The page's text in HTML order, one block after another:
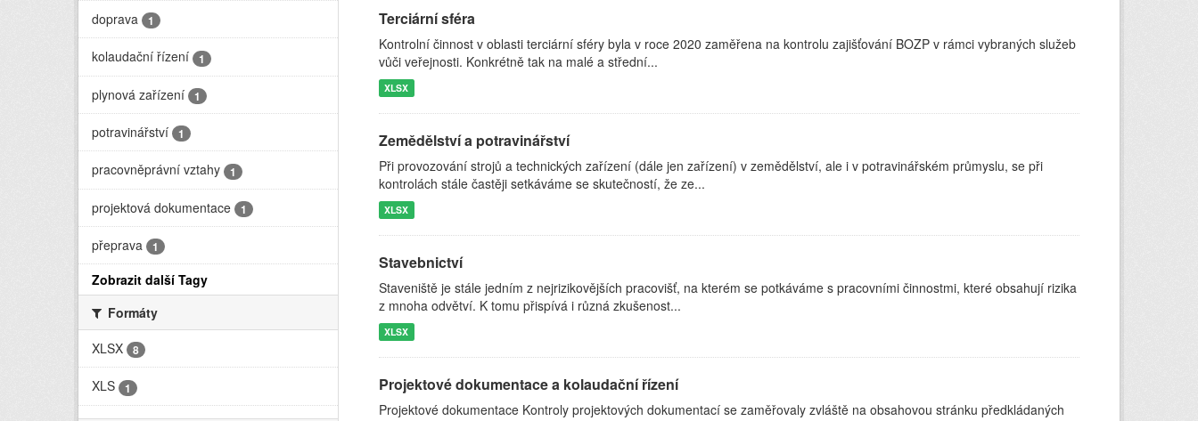
doprava 1
kolaudační řízení 1
plynová zařízení 1
potravinářství 1
pracovněprávní vztahy 1
projektová dokumentace 1
přeprava 1
Zobrazit další Tagy
Formáty
XLSX
8
XLS 1
Terciární sféra
Kontrolní činnost v oblasti terciární sféry byla v roce 2020 zaměřena na kontrolu zajišťování BOZP v rámci vybraných služeb
vůči veřejnosti. Konkrétně tak na malé a střední...
XLSX
Zemědělství a potravinářství
Při provozování strojů a technických zařízení (dále jen zařízení) v zemědělství, ale i v potravinářském průmyslu, se při
kontrolách stále častěji setkáváme se skutečností, že ze...
XLSX
Stavebnictví
Staveniště je stále jedním z nejrizikovějších pracovišť, na kterém se potkáváme s pracovními činnostmi, které obsahují rizika
z mnoha odvětví. K tomu přispívá i různá zkušenost...
XLSX
Projektové dokumentace a kolaudační řízení
Projektové dokumentace Kontroly projektových dokumentací se zaměřovaly zvláště na obsahovou stránku předkládaných